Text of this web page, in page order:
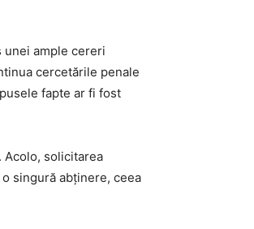
unei ample cereri
cercetările penale
fapte ar fi fost
Acolo, solicitarea
singură abținere, ceea